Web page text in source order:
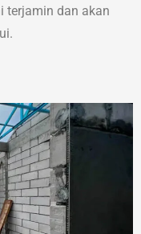
terjamin dan akan